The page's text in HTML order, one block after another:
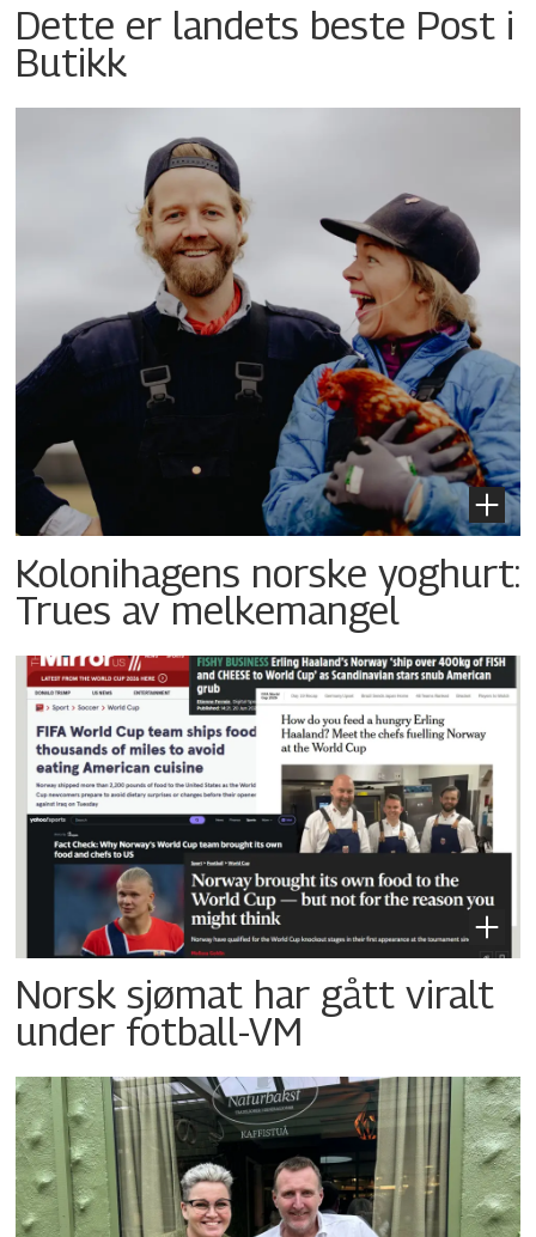
Dette er landets beste Post i
Butikk
Kolonihagens norske yoghurt:
Trues av melkemangel
Norsk sjømat har gått viralt
under fotball-VM